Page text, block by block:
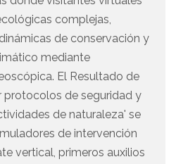
complejas,
de conservación y
mediante
El Resultado de
protocolos de seguridad y
de naturaleza' se
de intervención
vertical, primeros auxilios